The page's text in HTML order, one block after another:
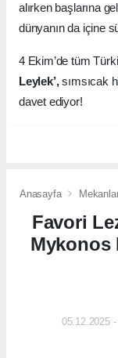
alırken başlarına
dünyanın da içine
4 Ekim’de tüm
Leylek’, sımsıcak
davet ediyor!
Anasayfa
Favori
Mykonos
05.12.2025